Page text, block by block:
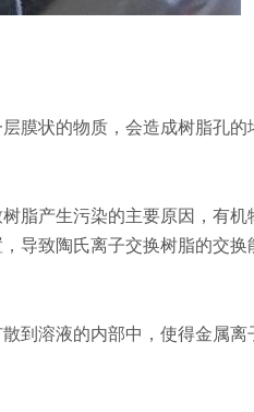
膜状的物质，会造成树脂孔
脂产生污染的主要原因，有机
导致陶氏离子交换树脂的交
到溶液的内部中，使得金属